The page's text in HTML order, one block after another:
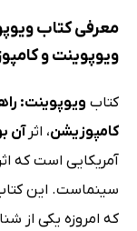
معرفی کتاب
ویوپوینت و
کتاب ویوپوینت:
کامپوزیشن، اثر آن
آمریکایی است که
سینماست. این
که امروزه یکی از